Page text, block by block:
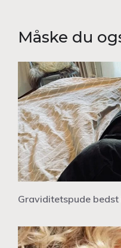
Måske du
Graviditetspude bedst